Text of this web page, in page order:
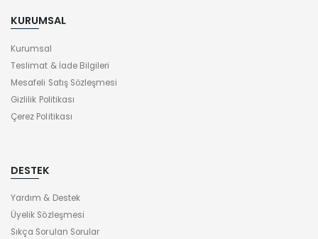
KURUMSAL
Kurumsal
Teslimat & İade Bilgileri
Mesafeli Satış Sözleşmesi
Gizlilik Politikası
Çerez Politikası
DESTEK
Yardım & Destek
Üyelik Sözleşmesi
Sıkça Sorulan Sorular